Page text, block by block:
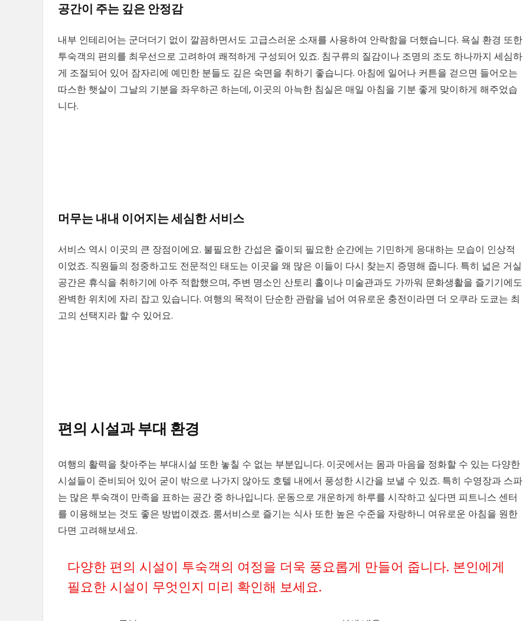
공간이 주는 깊은 안정감
내부 인테리어는 군더더기 없이 깔끔하면서도 고급스러운 소재를 사용하여 안락함을 더했습니다. 욕실 환경 또한
투숙객의 편의를 최우선으로 고려하여 쾌적하게 구성되어 있죠. 침구류의 질감이나 조명의 조도 하나까지 세심하
게 조절되어 있어 잠자리에 예민한 분들도 깊은 숙면을 취하기 좋습니다. 아침에 일어나 커튼을 걷으면 들어오는
따스한 햇살이 그날의 기분을 좌우하곤 하는데, 이곳의 아늑한 침실은 매일 아침을 기분 좋게 맞이하게 해주었습
니다.
머무는 내내 이어지는 세심한 서비스
서비스 역시 이곳의 큰 장점이에요. 불필요한 간섭은 줄이되 필요한 순간에는 기민하게 응대하는 모습이 인상적
이었죠. 직원들의 정중하고도 전문적인 태도는 이곳을 왜 많은 이들이 다시 찾는지 증명해 줍니다. 특히 넓은 거실
공간은 휴식을 취하기에 아주 적합했으며, 주변 명소인 산토리 홀이나 미술관과도 가까워 문화생활을 즐기기에도
완벽한 위치에 자리 잡고 있습니다. 여행의 목적이 단순한 관람을 넘어 여유로운 충전이라면 더 오쿠라 도쿄는 최
고의 선택지라 할 수 있어요.
편의 시설과 부대 환경
여행의 활력을 찾아주는 부대시설 또한 놓칠 수 없는 부분입니다. 이곳에서는 몸과 마음을 정화할 수 있는 다양한
시설들이 준비되어 있어 굳이 밖으로 나가지 않아도 호텔 내에서 풍성한 시간을 보낼 수 있죠. 특히 수영장과 스파
는 많은 투숙객이 만족을 표하는 공간 중 하나입니다. 운동으로 개운하게 하루를 시작하고 싶다면 피트니스 센터
를 이용해보는 것도 좋은 방법이겠죠. 룸서비스로 즐기는 식사 또한 높은 수준을 자랑하니 여유로운 아침을 원한
다면 고려해보세요.
다양한 편의 시설이 투숙객의 여정을 더욱 풍요롭게 만들어 줍니다. 본인에게
필요한 시설이 무엇인지 미리 확인해 보세요.